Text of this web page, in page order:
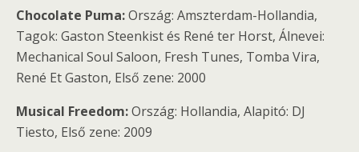
Chocolate Puma:Ország: Amszterdam-Hollandia,
Tagok: Gaston Steenkist és René ter Horst, Álnevei:
Mechanical Soul Saloon, Fresh Tunes, Tomba Vira,
René Et Gaston, Első zene: 2000
Musical Freedom:Ország: Hollandia, Alapitó: DJ
Tiesto, Első zene: 2009